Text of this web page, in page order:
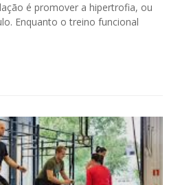
é promover a hipertrofia, ou
Enquanto o treino funcional